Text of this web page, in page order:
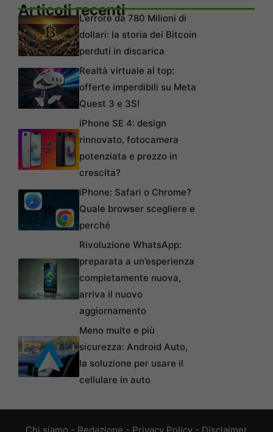
Articoli recentiL’errore da 780 Milioni di
dollari: la storia dei Bitcoin
perduti in discarica
Realtà virtuale al top:
offerte imperdibili su Meta
Quest 3 e 3S!
iPhone SE 4: design
rinnovato, fotocamera
potenziata e prezzo in
crescita?
iPhone: Safari o Chrome?
Quale browser scegliere e
perché
Rivoluzione WhatsApp:
preparata a un’esperienza
completamente nuova,
arriva il nuovo
aggiornamento
Meno multe e più
sicurezza: Android Auto,
la soluzione per usare il
cellulare in auto